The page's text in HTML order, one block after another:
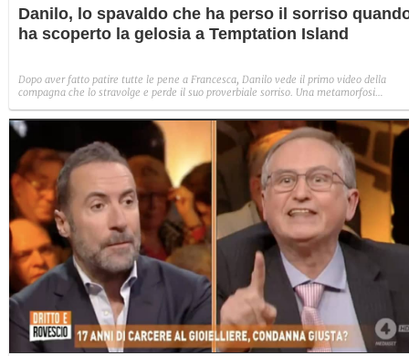
Danilo, lo spavaldo che ha perso il sorriso
ha scoperto la gelosia a Temptation Island
Dopo aver fatto patire tutte le pene a Francesca, Danilo vede il primo video della
compagna che lo stravolge e perde il suo proverbiale sorriso. Una metamorfosi